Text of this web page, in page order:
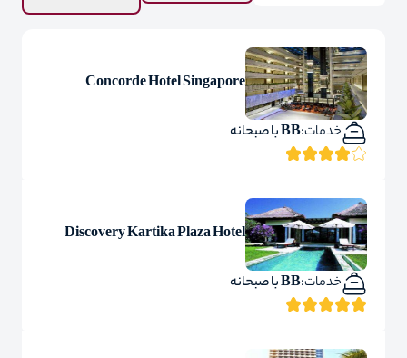
Concorde Hotel Singapore
خدمات:BB با صبحانه
Discovery Kartika Plaza Hotel
خدمات:BB با صبحانه